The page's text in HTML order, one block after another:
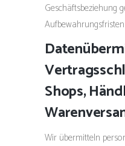
Geschäftsbeziehung
Shops,
Wir übermitteln